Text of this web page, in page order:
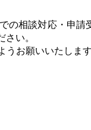
の相談対応・申
い。
お願いいたします